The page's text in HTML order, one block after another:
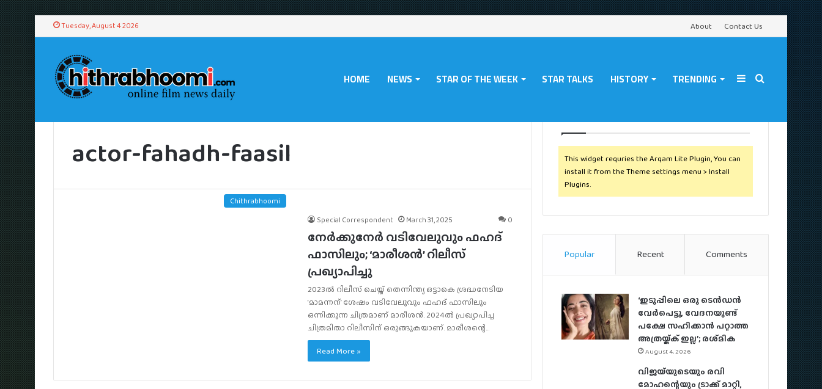
Tuesday, August 4 2026 About Contact Us
HOME NEWS STAR OF THE WEEK STAR TALKS HISTORY TRENDING Search
Sidebar
actor-fahadh-faasil
Chithrabhoomi
Special Correspondent
March 31, 2025 0
നേർക്കുനേർ വടിവേലുവും ഫഹദ്
ഫാസിലും; ‘മാരീശൻ’ റിലീസ്
പ്രഖ്യാപിച്ചു
2023ൽ റിലീസ് ചെയ്ത് തെന്നിന്ത്യ ഒട്ടാകെ ശ്രദ്ധനേടിയ
‘മാമന്നന്’ ശേഷം വടിവേലുവും ഫഹദ് ഫാസിലും
ഒന്നിക്കുന്ന ചിത്രമാണ് മാരീശൻ. 2024ൽ പ്രഖ്യാപിച്ച
ചിത്രമിതാ റിലീസിന് ഒരുങ്ങുകയാണ്. മാരീശന്റെ…
Read More »
This widget requries the Arqam Lite Plugin, You can
install it from the Theme settings menu > Install
Plugins.
Popular Recent Comments
‘ഇടുപ്പിലെ ഒരു ടെൻഡൻ
വേർപെട്ടു, വേദനയുണ്ട്
പക്ഷേ സഹിക്കാൻ പറ്റാത്ത
അത്രയ്ക്ക് ഇല്ല’; രശ്‌മിക
August 4, 2026
വിജയ്‌യുടെയും രവി
മോഹന്റെയും ട്രാക്ക് മാറ്റി,